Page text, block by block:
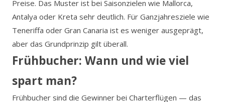
Preise. Das Muster ist bei Saisonzielen wie Mallorca,
Antalya oder Kreta sehr deutlich. Für Ganzjahresziele wie
Teneriffa oder Gran Canaria ist es weniger ausgeprägt,
aber das Grundprinzip gilt überall.
Frühbucher: Wann und wie viel
spart man?
Frühbucher sind die Gewinner bei Charterflügen — das